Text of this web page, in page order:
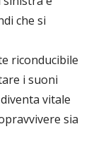
che si
riconducibile
i suoni
vitale
sia